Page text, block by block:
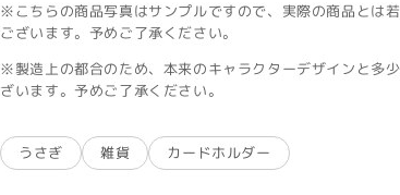
※こちらの商品写真はサンプルですので、実際の商品とは
ございます。予めご了承ください。
※製造上の都合のため、本来のキャラクターデザインと多
ざいます。予めご了承ください。
うさぎ 雑貨 カードホルダー